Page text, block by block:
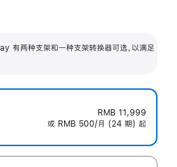
有两种支架和一种支架转换器可选，以满足
RMB 11,999
或 RMB 500/月 (24 期) 起